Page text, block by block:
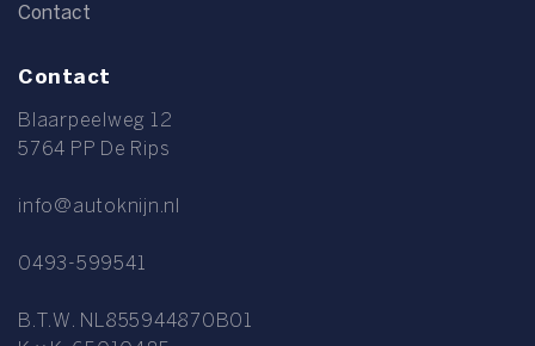
Contact
Contact
Blaarpeelweg 12
5764 PP De Rips
info@autoknijn.nl
0493-599541
B.T.W. NL855944870B01